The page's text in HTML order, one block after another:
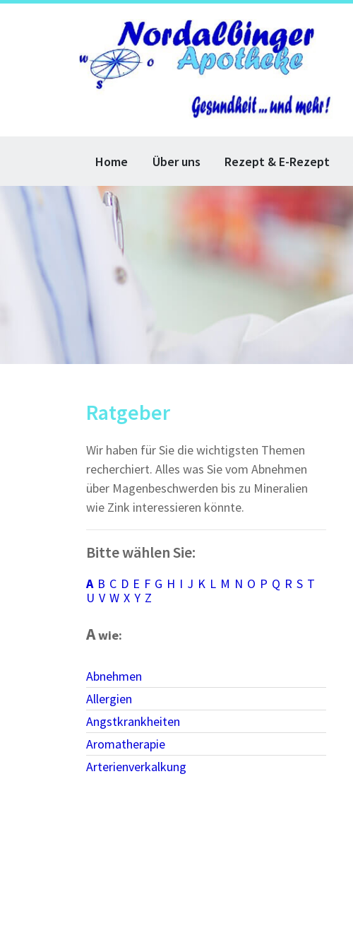
Home Über uns Rezept & E-Rezept
Ratgeber
Wir haben für Sie die wichtigsten Themen
recherchiert. Alles was Sie vom Abnehmen
über Magenbeschwerden bis zu Mineralien
wie Zink interessieren könnte.
Bitte wählen Sie:
A B C D E F G H I J K L M N O P Q R S T
U V W X Y Z
Awie:
Abnehmen
Allergien
Angstkrankheiten
Aromatherapie
Arterienverkalkung